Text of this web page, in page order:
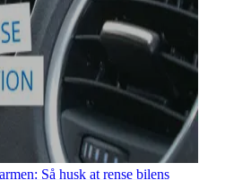
Så husk at rense bilens